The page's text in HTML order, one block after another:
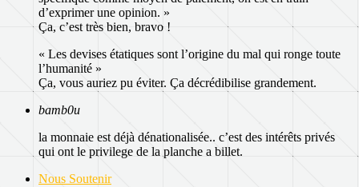
d’exprimer une opinion. »
Ça, c’est très bien, bravo !
« Les devises étatiques sont l’origine du mal qui ronge toute
l’humanité »
Ça, vous auriez pu éviter. Ça décrédibilise grandement.
bamb0u
la monnaie est déjà dénationalisée.. c’est des intérêts privés
qui ont le privilege de la planche a billet.
Nous Soutenir